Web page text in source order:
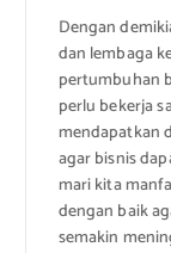
Dengan
dan lembaga
pertumbuhan
perlu bekerja
mendapatkan
agar bisnis
mari kita
dengan baik
semakin